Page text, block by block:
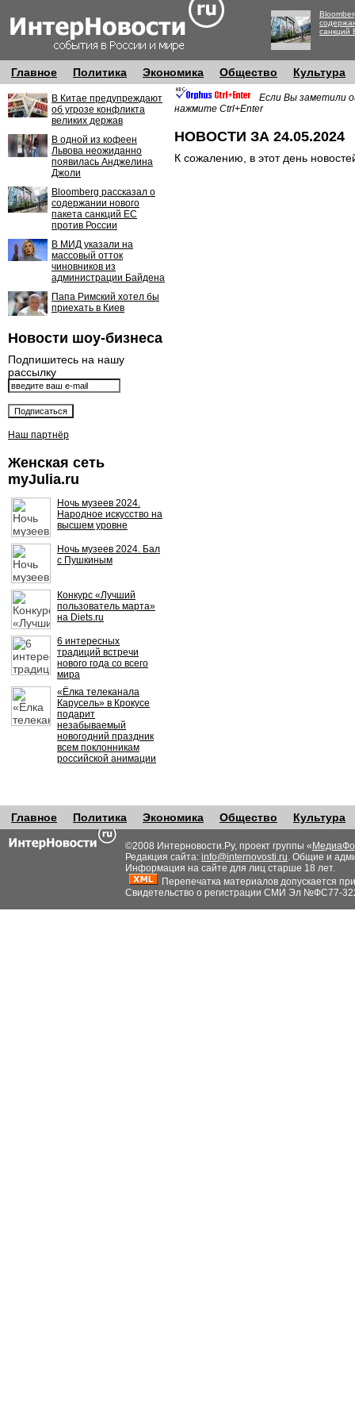
санкций
Главное Политика Экономика Общество Культура
В Китае предупреждают
об угрозе конфликта
великих держав
В одной из кофеен
Львова неожиданно
появилась Анджелина
Джоли
Bloomberg рассказал о
содержании нового
пакета санкций ЕС
против России
В МИД указали на
массовый отток
чиновников из
администрации Байдена
Папа Римский хотел бы
приехать в Киев
Новости шоу-бизнеса
Подпишитесь на нашу
рассылку
Наш партнёр
Женская сеть
myJulia.ru
Ночь музеев 2024.
Народное искусство на
высшем уровне
Ночь музеев 2024. Бал
с Пушкиным
Конкурс «Лучший
пользователь марта»
на Diets.ru
6 интересных
традиций встречи
нового года со всего
мира
«Ёлка телеканала
Карусель» в Крокусе
подарит
незабываемый
новогодний праздник
всем поклонникам
российской анимации
Если Вы заметили
нажмите Ctrl+Enter
НОВОСТИ ЗА 24.05.2024
К сожалению, в этот день
Главное Политика Экономика Общество Культура
©2008 Интерновости.Ру, проект группы «
Редакция сайта: info@internovosti.ru. Общие и
Информация на сайте для лиц старше 18 лет.
Перепечатка материалов допускается
Свидетельство о регистрации СМИ Эл №ФС77-